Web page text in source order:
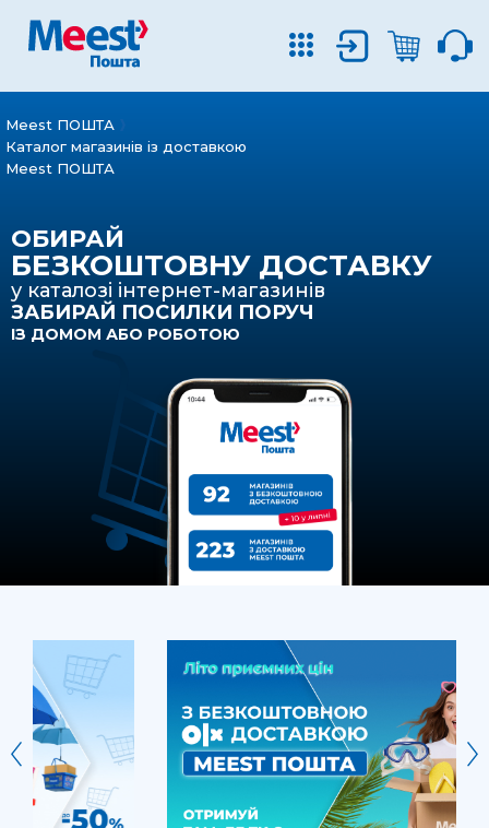
Meest ПОШТА
Каталог магазинів із доставкою
Meest ПОШТА
ОБИРАЙ
БЕЗКОШТОВНУ ДОСТАВКУ
у каталозі інтернет-магазинів
ЗАБИРАЙ ПОСИЛКИ ПОРУЧ
ІЗ ДОМОМ АБО РОБОТОЮ